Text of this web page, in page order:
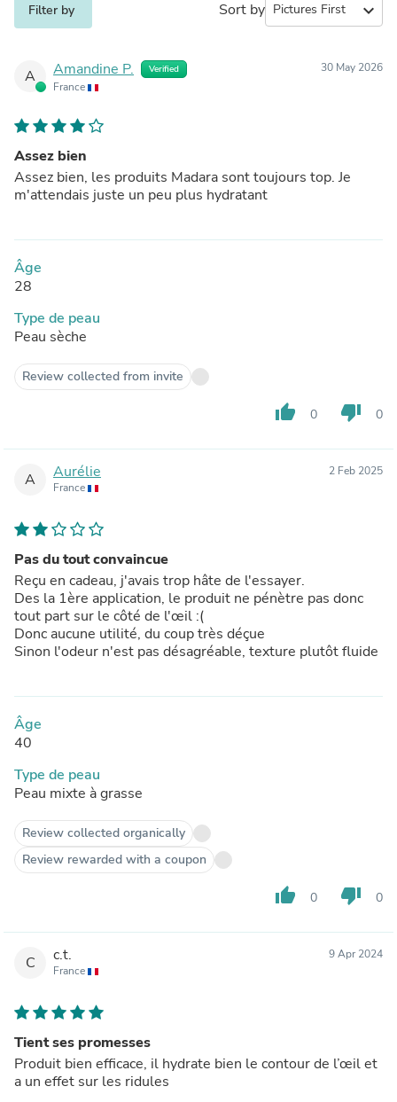
Filter by Sort by expand_more
A Amandine P. Verified
France
30 May 2026
Assez bien
Assez bien, les produits Madara sont toujours top. Je
m'attendais juste un peu plus hydratant
Âge
28
Type de peau
Peau sèche
Review collected from invite
thumb_up 0 thumb_down 0
A Aurélie
France
2 Feb 2025
Pas du tout convaincue
Reçu en cadeau, j'avais trop hâte de l'essayer.
Des la 1ère application, le produit ne pénètre pas donc
tout part sur le côté de l'œil :(
Donc aucune utilité, du coup très déçue
Sinon l'odeur n'est pas désagréable, texture plutôt fluide
Âge
40
Type de peau
Peau mixte à grasse
Review collected organically
Review rewarded with a coupon
thumb_up 0 thumb_down 0
C c.t.
France
9 Apr 2024
Tient ses promesses
Produit bien efficace, il hydrate bien le contour de l’œil et
a un effet sur les ridules